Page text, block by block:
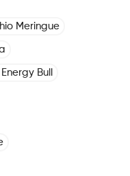
Meringue
Energy Bull